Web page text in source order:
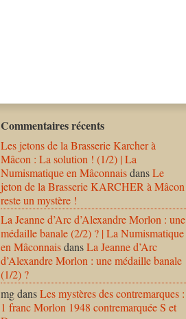
Commentaires récents
Les jetons de la Brasserie Karcher à
Mâcon : La solution ! (1/2) | La
Numismatique en MâconnaisdansLe
jeton de la Brasserie KARCHER à Mâcon
reste un mystère !
La Jeanne d’Arc d’Alexandre Morlon : une
médaille banale (2/2) ? | La Numismatique
en MâconnaisdansLa Jeanne d’Arc
d’Alexandre Morlon : une médaille banale
(1/2) ?
mgdansLes mystères des contremarques :
1 franc Morlon 1948 contremarquée S et